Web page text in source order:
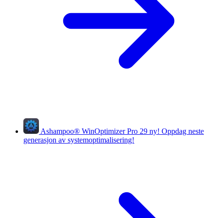
Ashampoo® WinOptimizer Pro 29 ny! Oppdag neste
generasjon av systemoptimalisering!